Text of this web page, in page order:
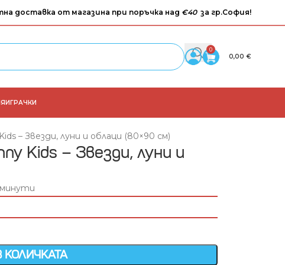
доставка от магазина при поръчка над €40за гр.София!
0
0,00 €
ИГРАЧКИ
– Звезди, луни и облаци (80×90 см)
Kids – Звезди, луни и
КОЛИЧКАТА